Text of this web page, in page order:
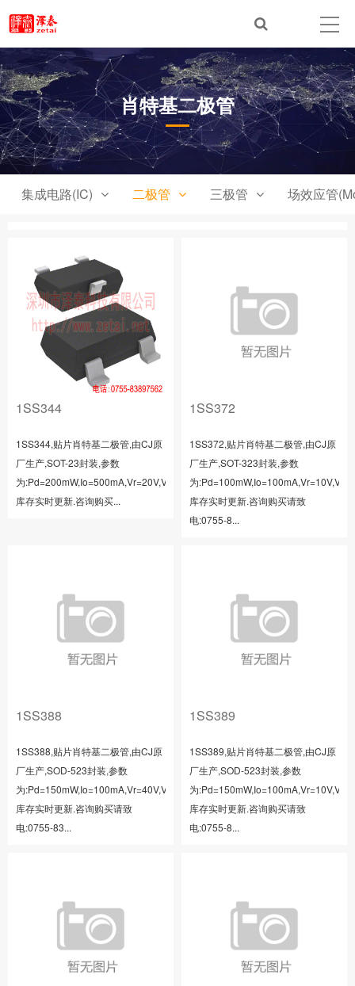
肖特基二极管
集成电路(IC) 二极管 三极管 场效应管
1SS344
1SS344,贴片肖特基二极管,由CJ原
厂生产,SOT-23封装,参数
为:Pd=200mW,Io=500mA,Vr=20V,Vf=0.55V,Ir=100uA,Trr=20nS,
库存实时更新.咨询购买...
1SS372
1SS372,贴片肖特基二极管,由CJ原
厂生产,SOT-323封装,参数
为
库存实时更新.咨询购买请致
电:0755-8...
1SS388
1SS388,贴片肖特基二极管,由CJ原
厂生产,SOD-523封装,参数
为:Pd=150mW,Io=100mA,Vr=40V,Vf=0.6V,Ir=5uA,
库存实时更新.咨询购买请致
电:0755-83...
1SS389
1SS389,贴片肖特基二极管,由CJ原
厂生产,SOD-523封装,参数
为
库存实时更新.咨询购买请致
电:0755-8...